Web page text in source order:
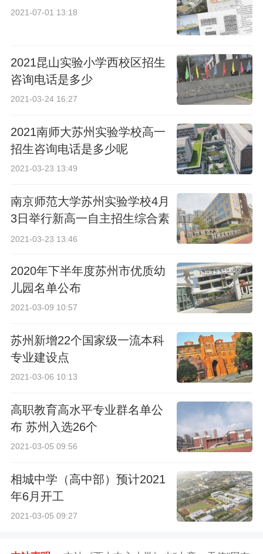
2021-07-01 13:18
2021昆山实验小学西校区招生
咨询电话是多少
2021-03-24 16:27
2021南师大苏州实验学校高一
招生咨询电话是多少呢
2021-03-23 13:49
南京师范大学苏州实验学校4月
3日举行新高一自主招生综合素
质考查
2021-03-23 13:46
2020年下半年度苏州市优质幼
儿园名单公布
2021-03-09 10:57
苏州新增22个国家级一流本科
专业建设点
2021-03-06 10:13
高职教育高水平专业群名单公
布 苏州入选26个
2021-03-05 09:56
相城中学（高中部）预计2021
年6月开工
2021-03-05 09:27